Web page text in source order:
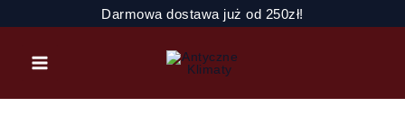
do
Darmowa dostawa już od 250zł!
Srebrny
filigranowy